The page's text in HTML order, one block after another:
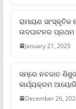
ରାମାୟଣ
ଉଦଘାଟନର ପ୍ରଥମ
January 21, 2025
ସମ୍‌ରେ ନବଜାତ
କାର୍ଯ୍ୟକ୍ରମ
December 26,